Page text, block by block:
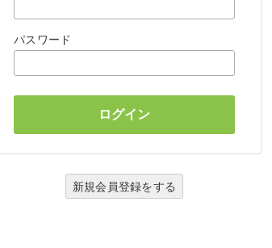
パスワード
新規会員登録をする